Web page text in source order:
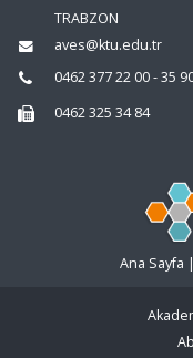
TRABZON
aves@ktu.edu.tr
0462 377 22 00 - 35
0462 325 34 84
Ana Sayfa |